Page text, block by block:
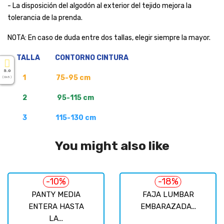
- La disposición del algodón al exterior del tejido mejora la
tolerancia de la prenda.
NOTA: En caso de duda entre dos tallas, elegir siempre la mayor.
TALLA CONTORNO CINTURA
1 75-95 cm
2 95-115 cm
3 115-130 cm
You might also like
PANTY MEDIA
ENTERA HASTA
LA...
-10%
FAJA LUMBAR
EMBARAZADA...
-18%
5.0
( On 5 )